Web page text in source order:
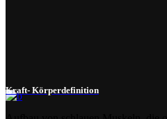
Kraft- Körperdefinition